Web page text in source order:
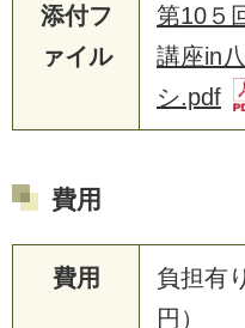
添付フ
ァイル
第10５
講座in
シ.pdf
費用
費用
負担有
円）